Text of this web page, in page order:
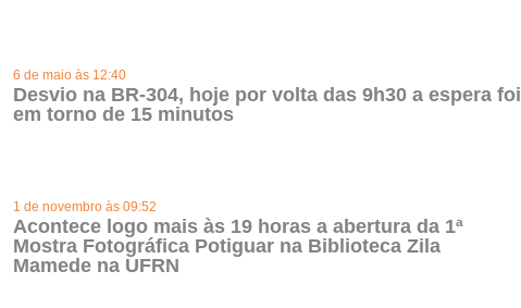
6 de maio às 12:40
Desvio na BR-304, hoje por volta das 9h30 a espera foi
em torno de 15 minutos
1 de novembro às 09:52
Acontece logo mais às 19 horas a abertura da 1ª
Mostra Fotográfica Potiguar na Biblioteca Zila
Mamede na UFRN